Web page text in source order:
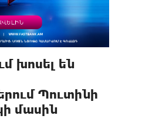
խոսել են
Պուտինի
մասին